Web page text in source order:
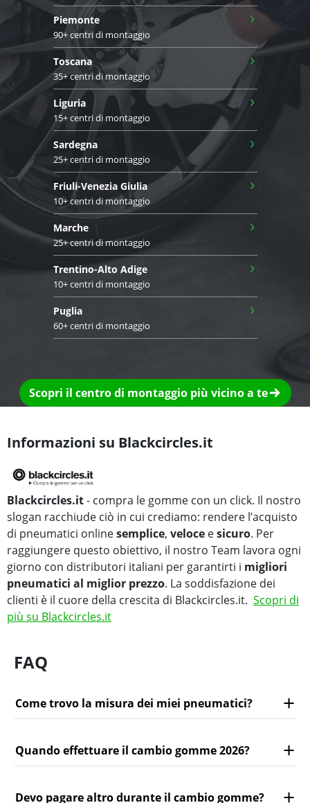
Piemonte
90+ centri di montaggio
›
Toscana
35+ centri di montaggio
›
Liguria
15+ centri di montaggio
›
Sardegna
25+ centri di montaggio
›
Friuli-Venezia Giulia
10+ centri di montaggio
›
Marche
25+ centri di montaggio
›
Trentino-Alto Adige
10+ centri di montaggio
›
Puglia
60+ centri di montaggio
›
Scopri il centro di montaggio più vicino a te
Informazioni su Blackcircles.it
Blackcircles.it- compra le gomme con un click. Il nostro
slogan racchiude ciò in cui crediamo: rendere l’acquisto
di pneumatici onlinesemplice, veloce esicuro. Per
raggiungere questo obiettivo, il nostro Team lavora ogni
giorno con distributori italiani per garantirti i migliori
pneumatici al miglior prezzo. La soddisfazione dei
clienti è il cuore della crescita di Blackcircles.it. Scopri di
più su Blackcircles.it
FAQ
Come trovo la misura dei miei pneumatici?
Quando effettuare il cambio gomme 2026?
Devo pagare altro durante il cambio gomme?